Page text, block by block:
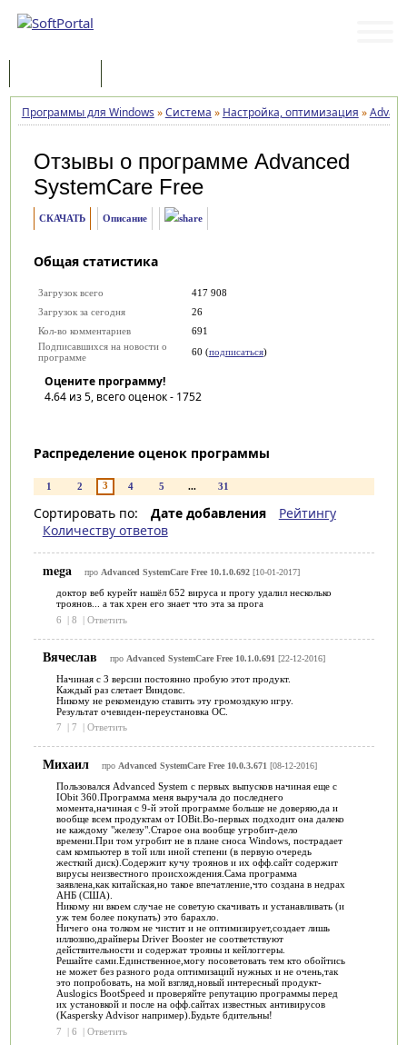
Программы для Windows »Система » Настройка, оптимизация »
Отзывы о программе Advanced
SystemCare Free
СКАЧАТЬ Описание
Общая статистика
Загрузок всего
417 908
Загрузок за сегодня
26
Кол-во комментариев
691
Подписавшихся на новости о
программе
60 (подписаться)
Оцените программу!
4.64из 5, всего оценок - 1752
Распределение оценок программы
1 2 3 4 5 ... 31
Сортировать по: Дате добавления
Рейтингу
Количеству ответов
mega про Advanced SystemCare Free 10.1.0.692[10-01-2017]
доктор веб курейт нашёл 652 вируса и прогу удалил несколько
троянов... а так хрен его знает что эта за прога
6
| 8 | Ответить
Вячеслав про Advanced SystemCare Free 10.1.0.691 [22-12-2016]
Начиная с 3 версии постоянно пробую этот продукт.
Каждый раз слетает Виндовс.
Никому не рекомендую ставить эту громоздкую игру.
Результат очевиден-переустановка ОС.
7
| 7 | Ответить
Михаил про Advanced SystemCare Free 10.0.3.671 [08-12-2016]
Пользовался Advanced System с первых выпусков начиная еще с
IObit 360.Программа меня выручала до последнего
момента,начиная с 9-й этой программе больше не доверяю,да и
вообще всем продуктам от IOBit.Во-первых подходит она далеко
не каждому "железу".Старое она вообще угробит-дело
времени.При том угробит не в плане сноса Windows, пострадает
сам компьютер в той или иной степени (в первую очередь
жесткий диск).Содержит кучу троянов и их офф.сайт содержит
вирусы неизвестного происхождения.Сама программа
заявлена,как китайская,но такое впечатление,что создана в недрах
АНБ (США).
Никому ни вкоем случае не советую скачивать и устанавливать (и
уж тем более покупать) это барахло.
Ничего она толком не чистит и не оптимизирует,создает лишь
иллюзию,драйверы Driver Booster не соответствуют
действительности и содержат трояны и кейлоггеры.
Решайте сами.Единственное,могу посоветовать тем кто обойтись
не может без разного рода оптимизаций нужных и не очень,так
это попробовать, на мой взгляд,новый интересный продукт-
Auslogics BootSpeed и проверяйте репутацию программы перед
их установкой и после на офф.сайтах известных антивирусов
(Kaspersky Advisor например).Будьте бдительны!
7
| 6 | Ответить